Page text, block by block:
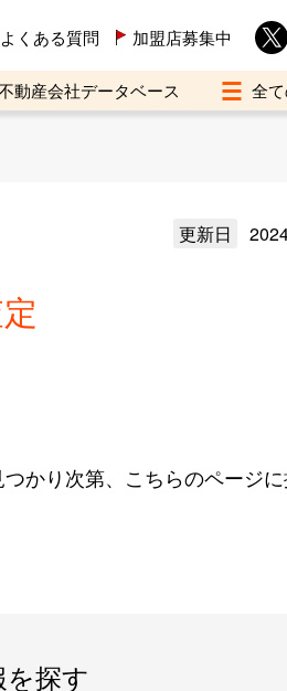
よくある質問 加盟店募集中
動産会社データベース
更新日
かり次第、こちらのページに
探す